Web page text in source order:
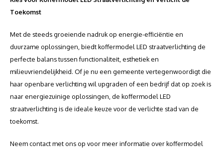
Toekomst
Met de steeds groeiende nadruk op energie-efficiëntie en
duurzame oplossingen, biedt koffermodel LED straatverlichting de
perfecte balans tussen functionaliteit, esthetiek en
milieuvriendelijkheid. Of je nu een gemeente vertegenwoordigt die
haar openbare verlichting wil upgraden of een bedrijf dat op zoek is
naar energiezuinige oplossingen, de koffermodel LED
straatverlichting is de ideale keuze voor de verlichte stad van de
toekomst.
Neem contact met ons op voor meer informatie over koffermodel